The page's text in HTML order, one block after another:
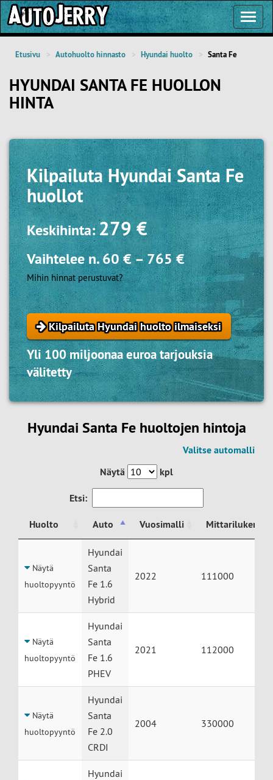
Etusivu Autohuolto hinnasto Hyundai huolto Santa Fe
HYUNDAI SANTA FE HUOLLON
HINTA
KilpailutaHyundai Santa Fe
huollot
Keskihinta:279 €
Vaihtelee n.60 €–765 €
Mihin hinnat perustuvat?
Kilpailuta Hyundai huolto ilmaiseksi
Yli 100 miljoonaa euroa tarjouksia
välitetty
Hyundai Santa Fe huoltojen hintoja
Valitse automalli
Näytä
kpl
Etsi:
Huolto Auto Vuosimalli
Mittarilukema
Auto
Näytä
huoltopyyntö
Hyundai
Santa
Fe 1.6
Hybrid
2022 111000
Näytä
huoltopyyntö
Hyundai
Santa
Fe 1.6
PHEV
2021 112000
Näytä
huoltopyyntö
Hyundai
Santa
Fe 2.0
CRDI
2004 330000
Hyundai